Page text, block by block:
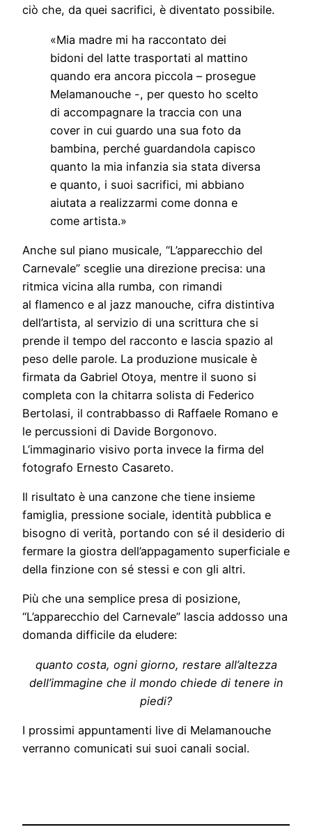
ciò che, da quei sacrifici, è diventato possibile.
«Mia madre mi ha raccontato dei
bidoni del latte trasportati al mattino
quando era ancora piccola – prosegue
Melamanouche -, per questo ho scelto
di accompagnare la traccia con una
cover in cui guardo una sua foto da
bambina, perché guardandola capisco
quanto la mia infanzia sia stata diversa
e quanto, i suoi sacrifici, mi abbiano
aiutata a realizzarmi come donna e
come artista.»
Anche sul piano musicale, “L’apparecchio del
Carnevale” sceglie una direzione precisa: una
ritmica vicina alla rumba, con rimandi
al flamenco e al jazz manouche, cifra distintiva
dell’artista, al servizio di una scrittura che si
prende il tempo del racconto e lascia spazio al
peso delle parole. La produzione musicale è
firmata da Gabriel Otoya, mentre il suono si
completa con la chitarra solista di Federico
Bertolasi, il contrabbasso di Raffaele Romano e
le percussioni di Davide Borgonovo.
L’immaginario visivo porta invece la firma del
fotografo Ernesto Casareto.
Il risultato è una canzone che tiene insieme
famiglia, pressione sociale, identità pubblica e
bisogno di verità, portando con sé il desiderio di
fermare la giostra dell’appagamento superficiale e
della finzione con sé stessi e con gli altri.
Più che una semplice presa di posizione,
“L’apparecchio del Carnevale” lascia addosso una
domanda difficile da eludere:
quanto costa, ogni giorno, restare all’altezza
dell’immagine che il mondo chiede di tenere in
piedi?
I prossimi appuntamenti live di Melamanouche
verranno comunicati sui suoi canali social.